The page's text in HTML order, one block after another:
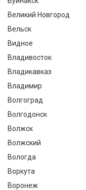
Великий Новгород
Вельск
Видное
Владивосток
Владикавказ
Владимир
Волгоград
Волгодонск
Волжск
Волжский
Вологда
Воркута
Воронеж